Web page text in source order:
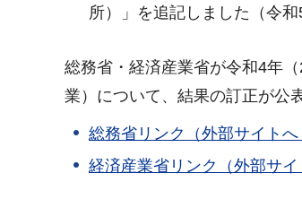
所）」を追記しました（令
総務省・経済産業省が令和4年
業）について、結果の訂正が公
総務省リンク（外部サイトへ
経済産業省リンク（外部サイ